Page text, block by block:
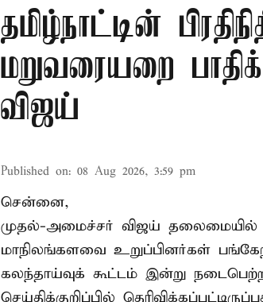
தமிழ்நாட்டின்
மறுவரையறை
விஜய்
Published on: 08 Aug 2026, 3:59 pm
சென்னை,
முதல்-அமைச்சர் விஜய் தலைமையில்
மாநிலங்களவை உறுப்பினர்கள்
கலந்தாய்வுக் கூட்டம் இன்று
செய்திக்குறிப்பில்